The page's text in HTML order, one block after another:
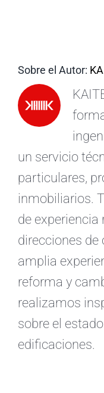
Sobre el Autor:
un servicio
particulares,
inmobiliarios.
de experiencia
direcciones
amplia
reforma y
realizamos
sobre el
edificaciones.